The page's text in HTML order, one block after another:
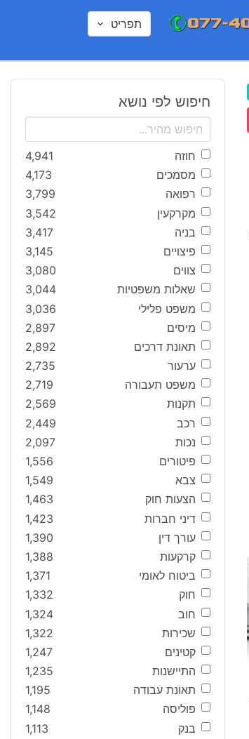
תפריט
חיפוש לפי נושא
חוזה
4,941
מסמכים
4,173
רפואה
3,799
מקרקעין
3,542
בניה
3,417
פיצויים
3,145
צווים
3,080
שאלות משפטיות
3,044
משפט פלילי
3,036
מיסים
2,897
תאונת דרכים
2,892
ערעור
2,735
משפט תעבורה
2,719
תקנות
2,569
רכב
2,449
נכות
2,097
פיטורים
1,556
צבא
1,549
הצעות חוק
1,463
דיני חברות
1,423
עורך דין
1,390
קרקעות
1,388
ביטוח לאומי
1,371
חוק
1,332
חוב
1,324
שכירות
1,322
קטינים
1,247
התיישנות
1,235
תאונת עבודה
1,195
פוליסה
1,148
בנק
1,113